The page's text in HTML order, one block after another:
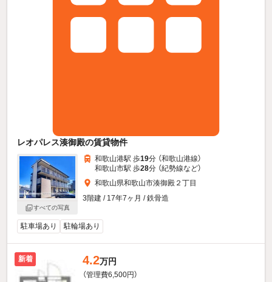
レオパレス湊御殿の賃貸物件
すべての写真
和歌山港駅 歩19分 （和歌山港線）
和歌山市駅 歩28分 （紀勢線など）
和歌山県和歌山市湊御殿２丁目
3階建 / 17年7ヶ月 / 鉄骨造
駐車場あり 駐輪場あり
新着 4.2万円
（管理費6,500円）